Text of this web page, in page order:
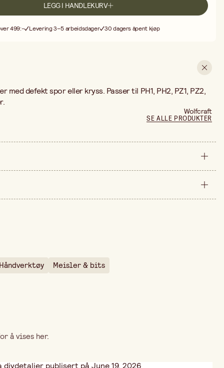
LEGG I HANDLEKURV
499:- Levering 3–5 arbeidsdager 30 dagers åpent kjøp
med defekt spor eller kryss. Passer til PH1, PH2, PZ1, PZ2,
Wolfcraft
SE ALLE PRODUKTER
forpakning
Håndverktøy Meisler & bits
å vises her.